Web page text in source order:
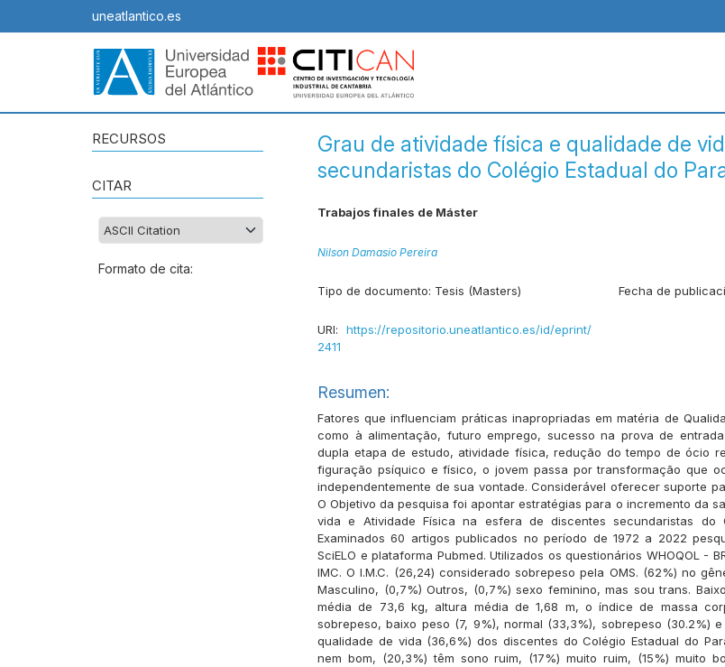
uneatlantico.es
RECURSOS
CITAR
Formato de cita:
Grau de atividade física e qualidade de
secundaristas do Colégio Estadual do
Trabajos finales de Máster
Nilson Damasio Pereira
Tipo de documento: Tesis (Masters) Fecha de
URI: https://repositorio.uneatlantico.es/id/eprint/
2411
Resumen:
Fatores que influenciam práticas inapropriadas em matéria de
como à alimentação, futuro emprego, sucesso na prova de
dupla etapa de estudo, atividade física, redução do tempo de ócio
figuração psíquico e físico, o jovem passa por transformação que
independentemente de sua vontade. Considerável oferecer suporte
O Objetivo da pesquisa foi apontar estratégias para o incremento da
vida e Atividade Física na esfera de discentes secundaristas do
Examinados 60 artigos publicados no período de 1972 a 2022
SciELO e plataforma Pubmed. Utilizados os questionários WHOQOL -
IMC. O I.M.C. (26,24) considerado sobrepeso pela OMS. (62%) no
Masculino, (0,7%) Outros, (0,7%) sexo feminino, mas sou trans.
média de 73,6 kg, altura média de 1,68 m, o índice de massa
sobrepeso, baixo peso (7, 9%), normal (33,3%), sobrepeso (30.2%)
qualidade de vida (36,6%) dos discentes do Colégio Estadual do
nem bom, (20,3%) têm sono ruim, (17%) muito ruim, (15%) muito